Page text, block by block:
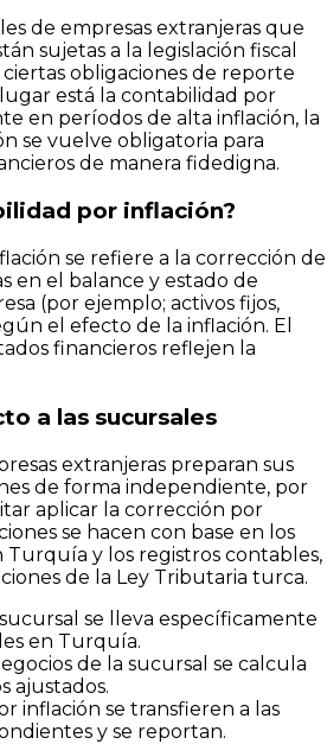
de empresas extranjeras que
sujetas a la legislación fiscal
obligaciones de reporte
está la contabilidad por
en períodos de alta inflación, la
se vuelve obligatoria para
de manera fidedigna.
por inflación?
se refiere a la corrección de
en el balance y estado de
(por ejemplo; activos fijos,
el efecto de la inflación. El
financieros reflejen la
a las sucursales
extranjeras preparan sus
de forma independiente, por
aplicar la corrección por
se hacen con base en los
Turquía y los registros contables,
de la Ley Tributaria turca.
se lleva específicamente
en Turquía.
de la sucursal se calcula
ajustados.
inflación se transfieren a las
y se reportan.